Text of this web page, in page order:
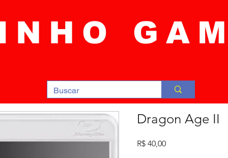
Dragon Age II
R$ 40,00Preço